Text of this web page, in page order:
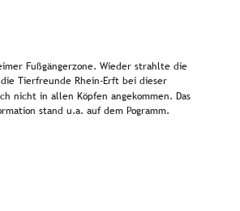
Fußgängerzone. Wieder strahlte die
Tierfreunde Rhein-Erft bei dieser
nicht in allen Köpfen angekommen. Das
stand u.a. auf dem Pogramm.